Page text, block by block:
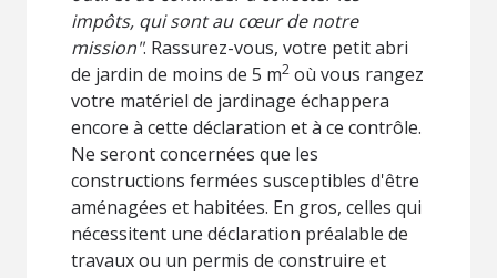
impôts, qui sont au cœur de notre
mission". Rassurez-vous, votre petit abri
de jardin de moins de 5 m2 où vous rangez
votre matériel de jardinage échappera
encore à cette déclaration et à ce contrôle.
Ne seront concernées que les
constructions fermées susceptibles d'être
aménagées et habitées. En gros, celles qui
nécessitent une déclaration préalable de
travaux ou un permis de construire et